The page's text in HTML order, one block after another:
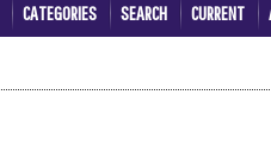
CATEGORIES SEARCH CURRENT